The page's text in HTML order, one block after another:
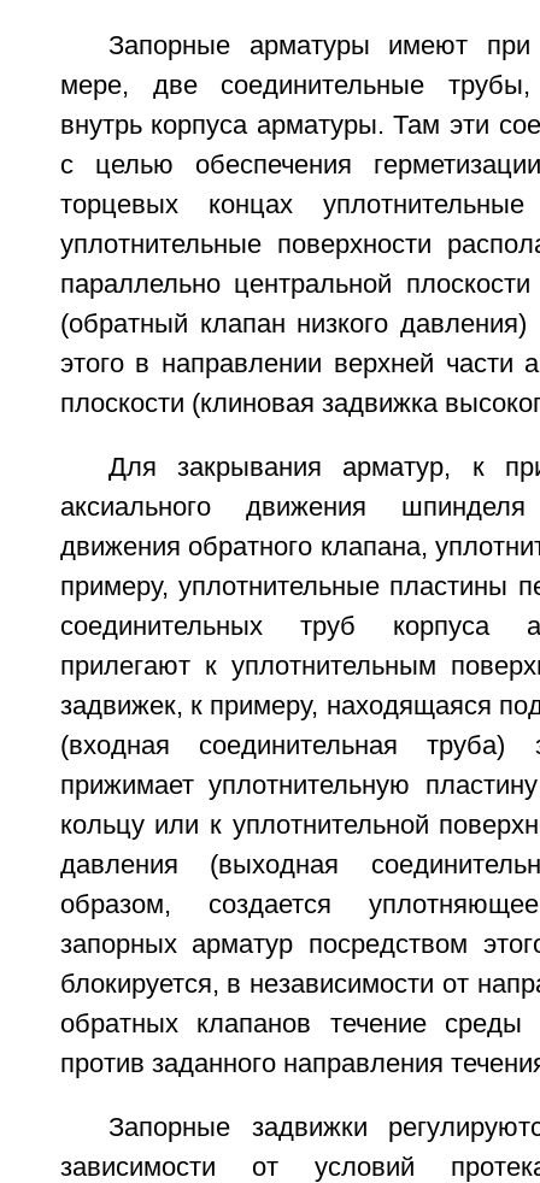
Запорные арматуры имеют
мере, две соединительные
внутрь корпуса арматуры. Там эти
с целью обеспечения
торцевых концах
уплотнительные поверхности
параллельно центральной
(обратный клапан низкого
этого в направлении верхней части
плоскости (клиновая задвижка
Для закрывания арматур, к
аксиального движения
движения обратного клапана,
примеру, уплотнительные пластины
соединительных труб корпуса
прилегают к уплотнительным
задвижек, к примеру, находящаяся
(входная соединительная труба)
прижимает уплотнительную
кольцу или к уплотнительной
давления (выходная
образом, создается
запорных арматур посредством
блокируется, в независимости от
обратных клапанов течение среды
против заданного направления
Запорные задвижки
зависимости от условий